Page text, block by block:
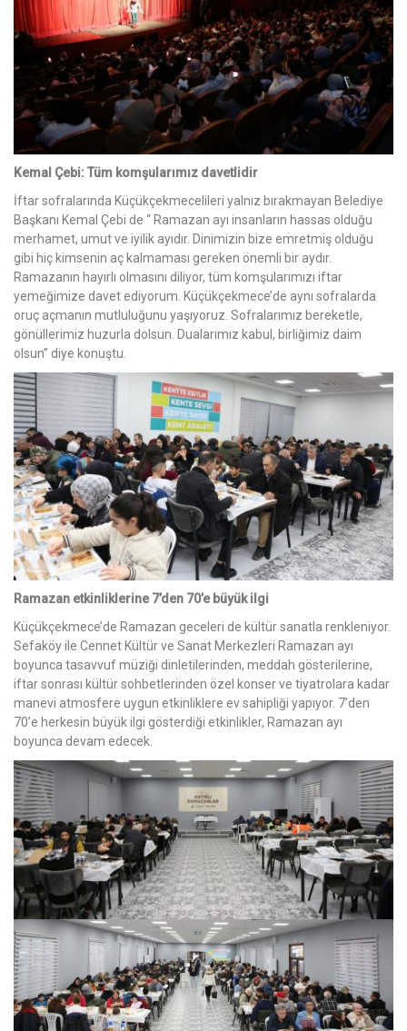
Kemal Çebi: Tüm komşularımız davetlidir
İftar sofralarında Küçükçekmecelileri yalnız bırakmayan Belediye
Başkanı Kemal Çebi de “ Ramazan ayı insanların hassas olduğu
merhamet, umut ve iyilik ayıdır. Dinimizin bize emretmiş olduğu
gibi hiç kimsenin aç kalmaması gereken önemli bir aydır.
Ramazanın hayırlı olmasını diliyor, tüm komşularımızı iftar
yemeğimize davet ediyorum. Küçükçekmece’de aynı sofralarda
oruç açmanın mutluluğunu yaşıyoruz. Sofralarımız bereketle,
gönüllerimiz huzurla dolsun. Dualarımız kabul, birliğimiz daim
olsun” diye konuştu.
Ramazan etkinliklerine 7’den 70’e büyük ilgi
Küçükçekmece’de Ramazan geceleri de kültür sanatla renkleniyor.
Sefaköy ile Cennet Kültür ve Sanat Merkezleri Ramazan ayı
boyunca tasavvuf müziği dinletilerinden, meddah gösterilerine,
iftar sonrası kültür sohbetlerinden özel konser ve tiyatrolara kadar
manevi atmosfere uygun etkinliklere ev sahipliği yapıyor. 7’den
70’e herkesin büyük ilgi gösterdiği etkinlikler, Ramazan ayı
boyunca devam edecek.